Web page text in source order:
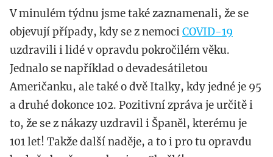
V minulém týdnu jsme také zaznamenali, že se
objevují případy, kdy se z nemociCOVID-19
uzdravili i lidé v opravdu pokročilém věku.
Jednalo se například o devadesátiletou
Američanku, ale také o dvě Italky, kdy jedné je 95
a druhé dokonce 102. Pozitivní zpráva je určitě i
to, že se z nákazy uzdravil i Španěl, kterému je
101 let! Takže další naděje, a to i pro tu opravdu